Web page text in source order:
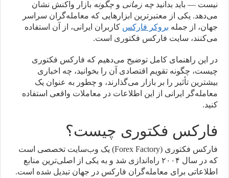
نیست — باید بدانیدچه زمانی وچگونه بازار واکنش نشان
می‌دهد. یکی از معتبرترین ابزارهایی که معامله‌گران سراسر
جهان، از جمله بروکر فارکس کاربران ایرانی، از آن استفاده
می‌کنند، سایت فارکس فکتوری است.
در این راهنمای کامل توضیح می‌دهیم که فارکس فکتوری
چیست، چگونه تقویم اقتصادی آن را بخوانید، چه اخباری
بیشترین تأثیر را بر بازار می‌گذارند، و چطور به عنوان یک
معامله‌گر ایرانی از این اطلاعات در معاملات واقعی استفاده
کنید.
فارکس فکتوری چیست؟
فارکس فکتوری (Forex Factory) یک وب‌سایت تخصصی است
که در سال ۲۰۰۴ راه‌اندازی شد و به یکی از اصلی‌ترین منابع
اطلاعاتی برای معامله‌گران فارکس در جهان تبدیل شده است.